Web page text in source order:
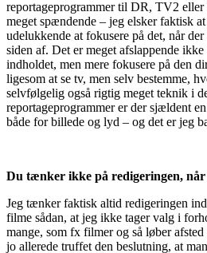
reportageprogrammer til DR, TV2 eller
meget spændende – jeg elsker faktisk
udelukkende at fokusere på det, når
siden af. Det er meget afslappende
indholdet, men mere fokusere på den
ligesom at se tv, men selv bestemme,
selvfølgelig også rigtig meget teknik i
reportageprogrammer er der sjældent
både for billede og lyd – og det er jeg
Du tænker ikke på redigeringen,
Jeg tænker faktisk altid redigeringen
filme sådan, at jeg ikke tager valg i
mange, som fx filmer og så løber
jo allerede truffet den beslutning, at